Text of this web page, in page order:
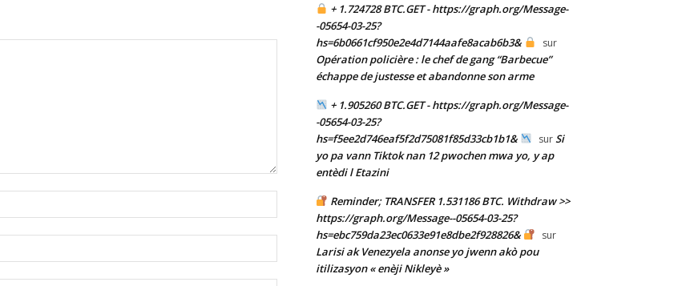
:*
:*
+ 1.724728 BTC.GET - https://graph.org/Message-
-05654-03-25?
hs=6b0661cf950e2e4d7144aafe8acab6b3&
sur
Opération policière : le chef de gang “Barbecue”
échappe de justesse et abandonne son arme
+ 1.905260 BTC.GET - https://graph.org/Message-
-05654-03-25?
hs=f5ee2d746eaf5f2d75081f85d33cb1b1&
surSi
yo pa vann Tiktok nan 12 pwochen mwa yo, y ap
entèdi l Etazini
Reminder; TRANSFER 1.531186 BTC. Withdraw >>
https://graph.org/Message--05654-03-25?
hs=ebc759da23ec0633e91e8dbe2f928826&
sur
Larisi ak Venezyela anonse yo jwenn akò pou
itilizasyon « enèji Nikleyè »